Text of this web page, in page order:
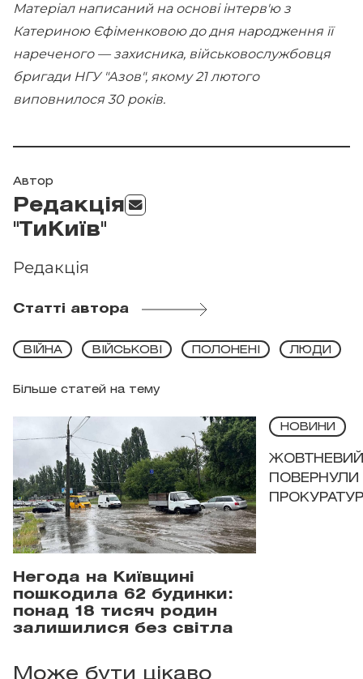
Матеріал написаний на основі інтерв'ю з
Катериною Єфіменковою до дня народження її
нареченого — захисника, військовослужбовця
бригади НГУ "Азов", якому 21 лютого
виповнилося 30 років.
Автор
Редакція
"ТиКиїв"
Редакція
Статті автора
Більше статей на тему
ВІЙНА ВІЙСЬКОВІ ПОЛОНЕНІ ЛЮДИ
Негода на Київщині
пошкодила 62 будинки:
понад 18 тисяч родин
залишилися без світла
НОВИНИ
ЖОВТНЕВИЙ
ПОВЕРНУЛИ
Може бути цікаво